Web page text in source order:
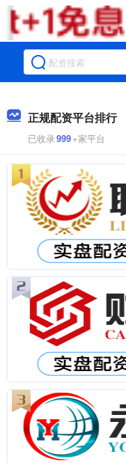
正规配资平台排行
已收录999+家平台